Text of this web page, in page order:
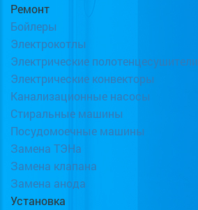
Ремонт
Бойлеры
Электрокотлы
Электрические полотенцесушители
Электрические конвекторы
Канализационные насосы
Стиральные машины
Посудомоечные машины
Замена ТЭНа
Замена клапана
Замена анода
Установка